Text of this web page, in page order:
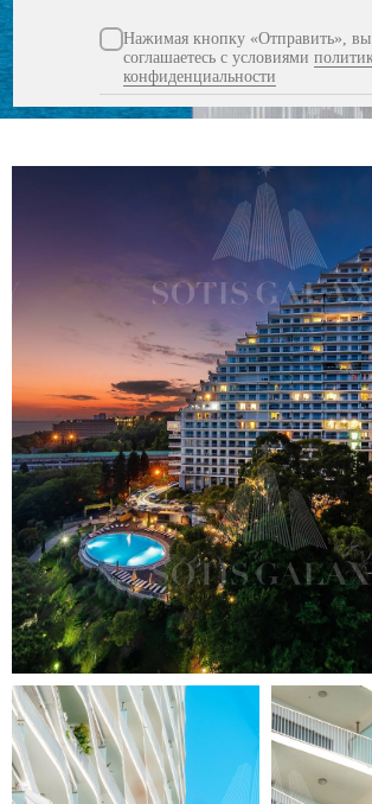
Нажимая кнопку «Отправить», вы
соглашаетесь с условиями
конфиденциальности